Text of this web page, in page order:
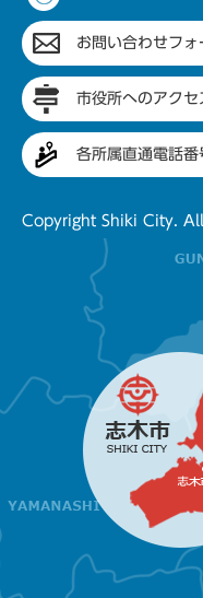
お問い合わせフォ
市役所へのアクセ
各所属直通電話番
Copyright Shiki City.